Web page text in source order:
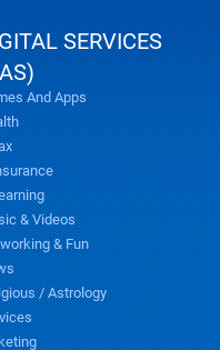
SERVICES
And Apps
& Videos
& Fun
/ Astrology